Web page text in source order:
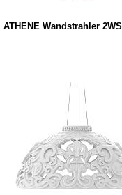
ATHENE Wandstrahler 2WS